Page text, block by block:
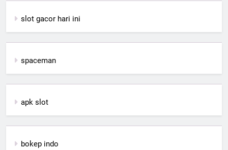
slot gacor hari ini
spaceman
apk slot
bokep indo